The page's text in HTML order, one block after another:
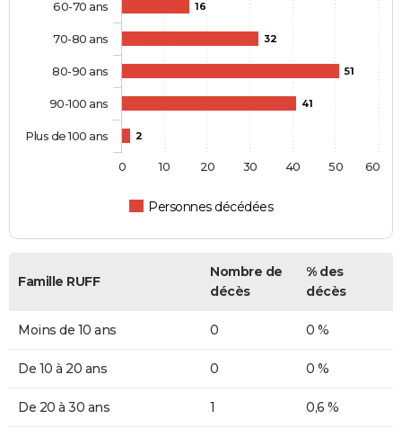
16
32
51
41
2
Personnes décédées
60-70 ans
70-80 ans
80-90 ans
90-100 ans
Plus de 100 ans
0 10 20 30 40 50 60
Famille RUFF
Nombre de
décès
% des
décès
Moins de 10 ans 0 0 %
De 10 à 20 ans 0 0 %
De 20 à 30 ans 1 0,6 %